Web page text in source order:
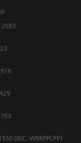
(BIC: WBKPPLPP)